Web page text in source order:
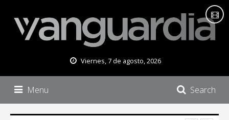
Viernes, 7 de agosto, 2026
Menu Search